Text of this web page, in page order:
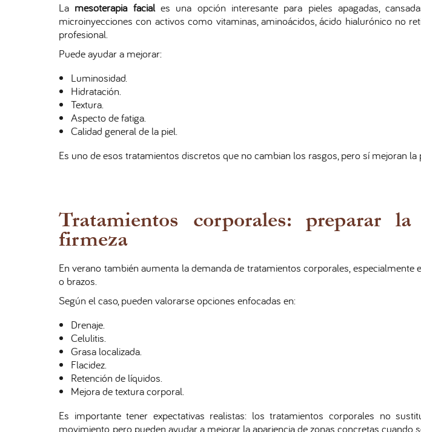
La mesoterapia faciales una opción interesante para pieles apagadas,
microinyecciones con activos como vitaminas, aminoácidos, ácido hialurónico no
profesional.
Puede ayudar a mejorar:
Luminosidad.
Hidratación.
Textura.
Aspecto de fatiga.
Calidad general de la piel.
Es uno de esos tratamientos discretos que no cambian los rasgos, pero sí mejoran
Tratamientos corporales: preparar
firmeza
En verano también aumenta la demanda de tratamientos corporales, especialmente
o brazos.
Según el caso, pueden valorarse opciones enfocadas en:
Drenaje.
Celulitis.
Grasa localizada.
Flacidez.
Retención de líquidos.
Mejora de textura corporal.
Es importante tener expectativas realistas: los tratamientos corporales no
movimiento, pero pueden ayudar a mejorar la apariencia de zonas concretas cuando